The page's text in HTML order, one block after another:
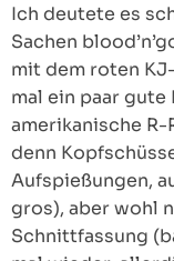
Ich deutete es
Sachen
mit dem roten
mal ein paar
amerikanische
denn
Aufspießungen,
gros), aber wohl
Schnittfassung